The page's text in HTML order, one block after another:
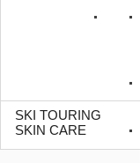
SKI TOURING
SKIN CARE